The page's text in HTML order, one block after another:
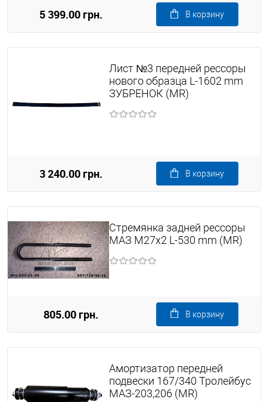
5 399.00 грн. В корзину
Лист №3 передней рессоры
нового образца L-1602 mm
ЗУБРЕНОК (MR)
3 240.00 грн. В корзину
Стремянка задней рессоры
МАЗ М27х2 L-530 mm (MR)
805.00 грн. В корзину
Амортизатор передней
подвески 167/340 Тролейбус
МАЗ-203,206 (MR)